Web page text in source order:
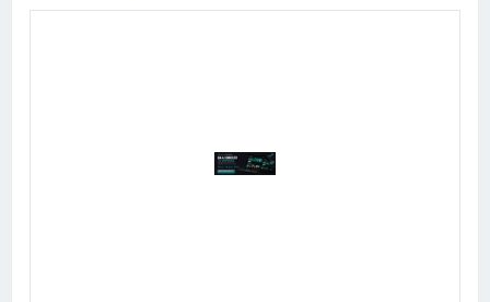
Publicidad